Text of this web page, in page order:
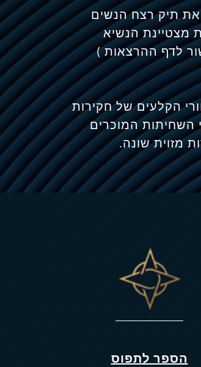
תיק רצח הנשים
מצטיינת הנשיא
לדף ההרצאות )
הקלעים של חקירות
השחיתות המוכרים
הספר לתפוס